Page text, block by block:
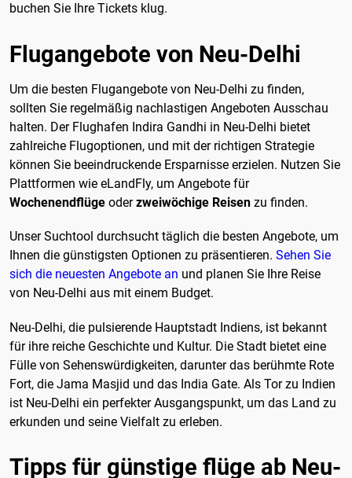
buchen Sie Ihre Tickets klug.
Flugangebote von Neu-Delhi
Um die besten Flugangebote von Neu-Delhi zu finden,
sollten Sie regelmäßig nachlastigen Angeboten Ausschau
halten. Der Flughafen Indira Gandhi in Neu-Delhi bietet
zahlreiche Flugoptionen, und mit der richtigen Strategie
können Sie beeindruckende Ersparnisse erzielen. Nutzen Sie
Plattformen wie eLandFly, um Angebote für
Wochenendflüge oderzweiwöchige Reisen zu finden.
Unser Suchtool durchsucht täglich die besten Angebote, um
Ihnen die günstigsten Optionen zu präsentieren. Sehen Sie
sich die neuesten Angebote an und planen Sie Ihre Reise
von Neu-Delhi aus mit einem Budget.
Neu-Delhi, die pulsierende Hauptstadt Indiens, ist bekannt
für ihre reiche Geschichte und Kultur. Die Stadt bietet eine
Fülle von Sehenswürdigkeiten, darunter das berühmte Rote
Fort, die Jama Masjid und das India Gate. Als Tor zu Indien
ist Neu-Delhi ein perfekter Ausgangspunkt, um das Land zu
erkunden und seine Vielfalt zu erleben.
Tipps für günstige flüge ab Neu-